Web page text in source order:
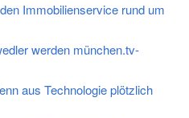
Immobilienservice rund um
werden münchen.tv-
aus Technologie plötzlich